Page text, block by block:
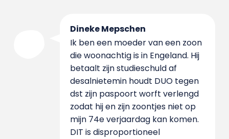
Dineke Mepschen
Ik ben een moeder van een zoon
die woonachtig is in Engeland. Hij
betaalt zijn studieschuld af
desalnietemin houdt DUO tegen
dst zijn paspoort worft verlengd
zodat hij en zijn zoontjes niet op
mijn 74e verjaardag kan komen.
DIT is disproportioneel